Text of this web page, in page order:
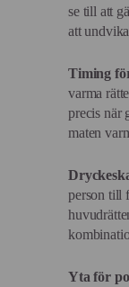
se till att
att
Timing
varma
precis när
maten
person till
Yta för